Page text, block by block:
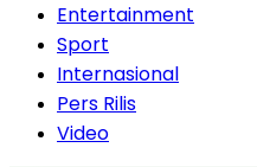
Entertainment
Sport
Internasional
Pers Rilis
Video